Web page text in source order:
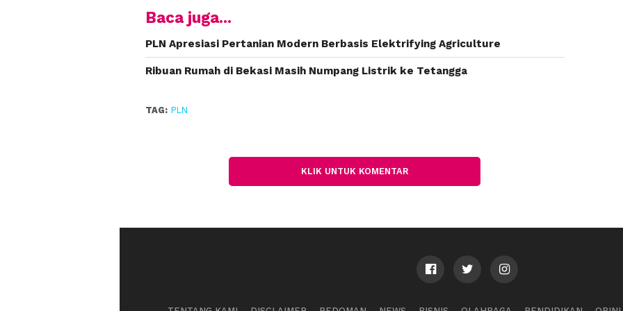
Baca juga...
PLN Apresiasi Pertanian Modern Berbasis Elektrifying Agriculture
Ribuan Rumah di Bekasi Masih Numpang Listrik ke Tetangga
TAG: PLN
KLIK UNTUK KOMENTAR